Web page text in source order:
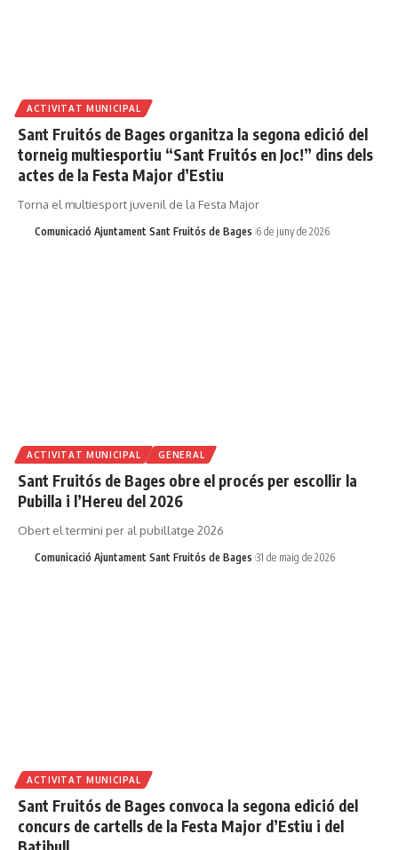
ACTIVITAT MUNICIPAL
Sant Fruitós de Bages organitza la segona edició del
torneig multiesportiu “Sant Fruitós en Joc!” dins dels
actes de la Festa Major d’Estiu
Torna el multiesport juvenil de la Festa Major
Comunicació Ajuntament Sant Fruitós de Bages 6 de juny de 2026
ACTIVITAT MUNICIPAL GENERAL
Sant Fruitós de Bages obre el procés per escollir la
Pubilla i l’Hereu del 2026
Obert el termini per al pubillatge 2026
Comunicació Ajuntament Sant Fruitós de Bages 31 de maig de 2026
ACTIVITAT MUNICIPAL
Sant Fruitós de Bages convoca la segona edició del
concurs de cartells de la Festa Major d’Estiu i del